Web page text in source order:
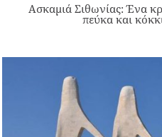
Ασκαμιά Σιθωνίας: Ένα
πεύκα και